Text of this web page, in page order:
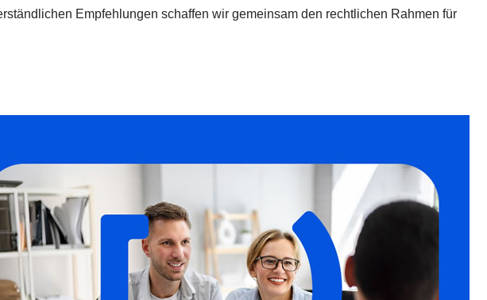
Empfehlungen schaffen wir gemeinsam den rechtlichen Rahmen für